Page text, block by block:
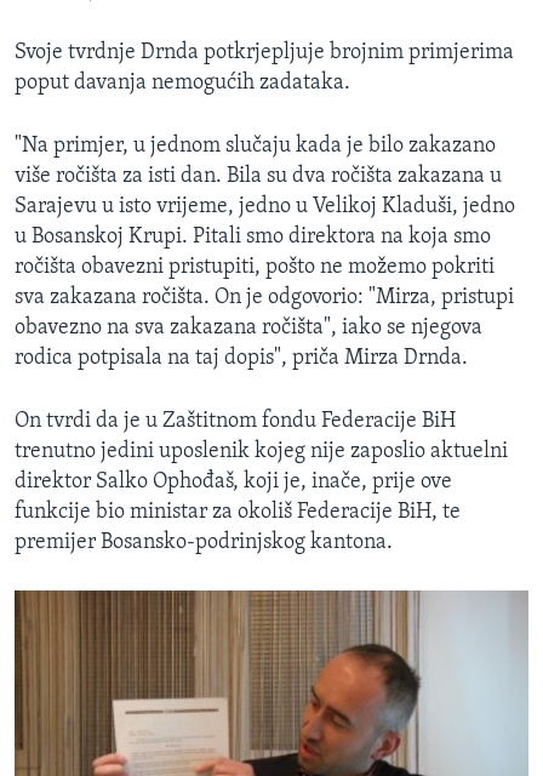
Svoje tvrdnje Drnda potkrjepljuje brojnim primjerima
poput davanja nemogućih zadataka.
"Na primjer, u jednom slučaju kada je bilo zakazano
više ročišta za isti dan. Bila su dva ročišta zakazana u
Sarajevu u isto vrijeme, jedno u Velikoj Kladuši, jedno
u Bosanskoj Krupi. Pitali smo direktora na koja smo
ročišta obavezni pristupiti, pošto ne možemo pokriti
sva zakazana ročišta. On je odgovorio: "Mirza, pristupi
obavezno na sva zakazana ročišta", iako se njegova
rodica potpisala na taj dopis", priča Mirza Drnda.
On tvrdi da je u Zaštitnom fondu Federacije BiH
trenutno jedini uposlenik kojeg nije zaposlio aktuelni
direktor Salko Ophođaš, koji je, inače, prije ove
funkcije bio ministar za okoliš Federacije BiH, te
premijer Bosansko-podrinjskog kantona.